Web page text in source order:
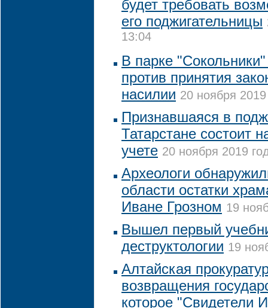
будет требовать
его поджигательницы
13:04
В парке
против принятия
насилии 20 ноября
Признавшаяся в
Татарстане состоит
учете 20 ноября 2019
Археологи
области остатки
Иване Грозном 19
Вышел первый
деструктологии 19
Алтайская
возвращения
которое "Свидетели